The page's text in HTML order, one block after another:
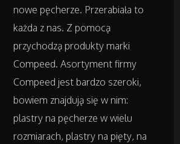
Transport
Części Samochodowe
Wynajem
Usługi Motoryzacyjne
nowe pęcherze. Przerabiała to
każda z nas. Z pomocą
przychodzą produkty marki
Compeed. Asortyment firmy
Compeed jest bardzo szeroki,
bowiem znajdują się w nim:
plastry na pęcherze w wielu
rozmiarach, plastry na pięty, na